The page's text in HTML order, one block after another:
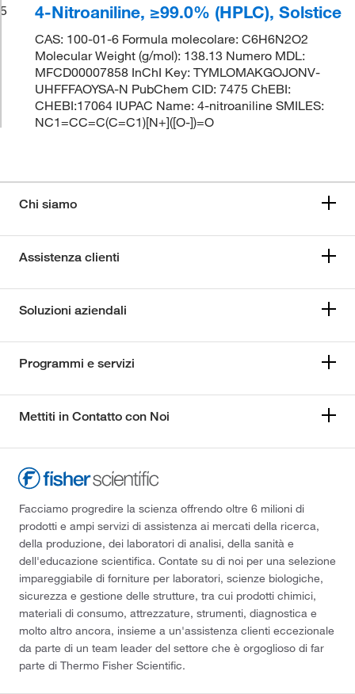
5 4-Nitroaniline, ≥99.0% (HPLC), Solstice
CAS: 100-01-6 Formula molecolare: C6H6N2O2
Molecular Weight (g/mol): 138.13 Numero MDL:
MFCD00007858 InChI Key: TYMLOMAKGOJONV-
UHFFFAOYSA-N PubChem CID: 7475 ChEBI:
CHEBI:17064 IUPAC Name: 4-nitroaniline SMILES:
NC1=CC=C(C=C1)[N+]([O-])=O
Chi siamo
Assistenza clienti
Soluzioni aziendali
Programmi e servizi
Mettiti in Contatto con Noi
Facciamo progredire la scienza offrendo oltre 6 milioni di
prodotti e ampi servizi di assistenza ai mercati della ricerca,
della produzione, dei laboratori di analisi, della sanità e
dell'educazione scientifica. Contate su di noi per una selezione
impareggiabile di forniture per laboratori, scienze biologiche,
sicurezza e gestione delle strutture, tra cui prodotti chimici,
materiali di consumo, attrezzature, strumenti, diagnostica e
molto altro ancora, insieme a un'assistenza clienti eccezionale
da parte di un team leader del settore che è orgoglioso di far
parte di Thermo Fisher Scientific.